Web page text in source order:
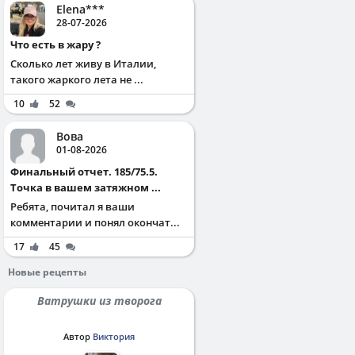
Elena***
28-07-2026
Что есть в жару ?
Сколько лет живу в Италии,
такого жаркого лета не ...
10 52
Вова
01-08-2026
Финальный отчет. 185/75.5.
Точка в вашем затяжном ...
Ребята, почитал я ваши
комментарии и понял окончат...
17
45
Новые рецепты
Ватрушки из творога
Автор Виктория